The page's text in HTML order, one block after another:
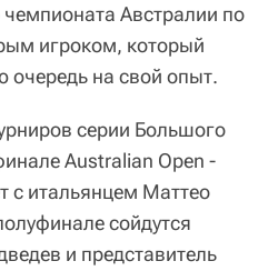
Австралии по
игроком, который
очередь на свой опыт.
серии Большого
Australian Open -
с итальянцем Маттео
сойдутся
и представитель